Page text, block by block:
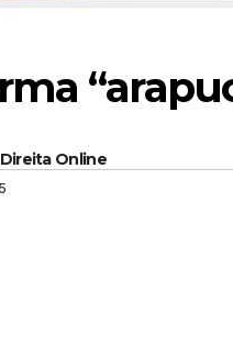
Online